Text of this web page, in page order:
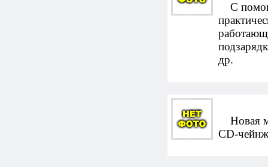
С
др.
Новая
CD-